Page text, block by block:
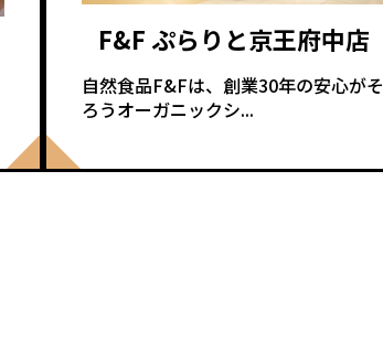
F&F ぷらりと京王府中店
自然食品F&Fは、創業30年の安心がそ
ろうオーガニックシ...